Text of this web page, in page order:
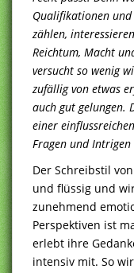
Qualifikationen
zählen,
Reichtum, Macht
versucht so wenig
zufällig von etwas
auch gut gelungen.
einer
Fragen und
Der Schreibstil
und flüssig und
zunehmend
Perspektiven ist
erlebt ihre
intensiv mit. So